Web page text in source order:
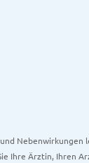
Nebenwirkungen
Ihre Ärztin, Ihren